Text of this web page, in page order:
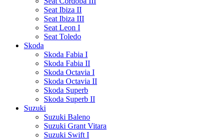
Seat Ibiza II
Seat Ibiza III
Seat Leon I
Seat Toledo
Skoda
Skoda Fabia I
Skoda Fabia II
Skoda Octavia I
Skoda Octavia II
Skoda Superb
Skoda Superb II
Suzuki
Suzuki Baleno
Suzuki Grant Vitara
Suzuki Swift I